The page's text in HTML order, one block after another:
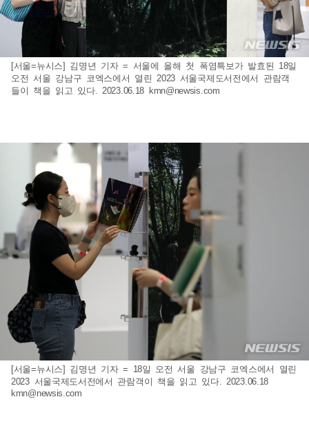
[서울=뉴시스] 김명년 기자 = 서울에 올해 첫 폭염특보가 발효된 18일
오전 서울 강남구 코엑스에서 열린 2023 서울국제도서전에서 관람객
들이 책을 읽고 있다. 2023.06.18 kmn@newsis.com
[서울=뉴시스] 김명년 기자 = 18일 오전 서울 강남구 코엑스에서 열린
2023 서울국제도서전에서 관람객이 책을 읽고 있다. 2023.06.18
kmn@newsis.com